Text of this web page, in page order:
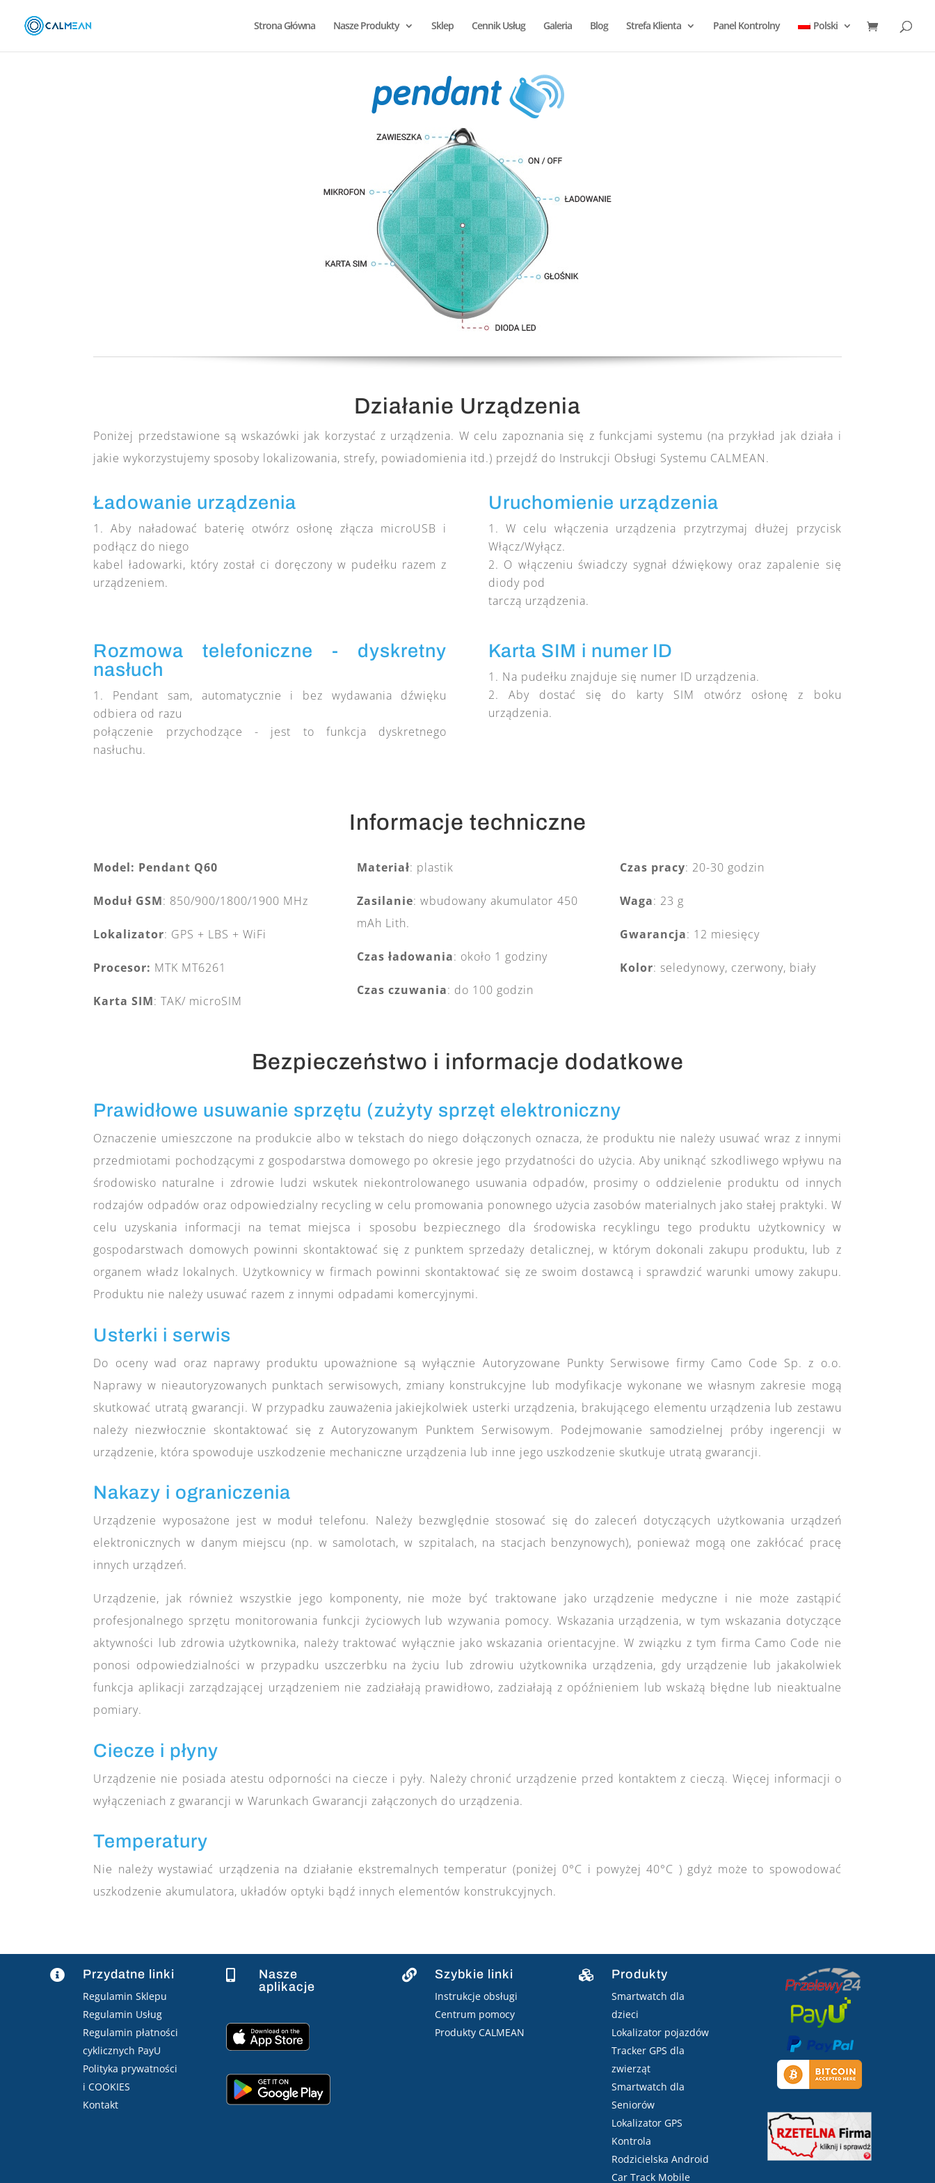
Strona Główna Nasze Produkty Sklep Cennik Usług Galeria Blog Strefa Klienta Panel Kontrolny Polski
Działanie Urządzenia
Poniżej przedstawione są wskazówki jak korzystać z urządzenia. W celu zapoznania się z funkcjami systemu (na przykład jak działa i
jakie wykorzystujemy sposoby lokalizowania, strefy, powiadomienia itd.) przejdź do Instrukcji Obsługi Systemu CALMEAN.
Ładowanie urządzenia
Aby naładować baterię otwórz osłonę złącza microUSB i
podłącz do niego
kabel ładowarki, który został ci doręczony w pudełku razem z
urządzeniem.
Uruchomienie urządzenia
W celu włączenia urządzenia przytrzymaj dłużej przycisk
Włącz/Wyłącz.
O włączeniu świadczy sygnał dźwiękowy oraz zapalenie się
diody pod
tarczą urządzenia.
Rozmowa telefoniczne - dyskretny
nasłuch
Pendant sam, automatycznie i bez wydawania dźwięku
odbiera od razu
połączenie przychodzące - jest to funkcja dyskretnego
nasłuchu.
Karta SIM i numer ID
Na pudełku znajduje się numer ID urządzenia.
Aby dostać się do karty SIM otwórz osłonę z boku
urządzenia.
Informacje techniczne
Model: Pendant Q60
Moduł GSM: 850/900/1800/1900 MHz
Lokalizator: GPS + LBS + WiFi
Procesor: MTK MT6261
Karta SIM: TAK/ microSIM
Materiał: plastik
Zasilanie: wbudowany akumulator 450
mAh Lith.
Czas ładowania: około 1 godziny
Czas czuwania: do 100 godzin
Czas pracy: 20-30 godzin
Waga: 23 g
Gwarancja: 12 miesięcy
Kolor: seledynowy, czerwony, biały
Bezpieczeństwo i informacje dodatkowe
Prawidłowe usuwanie sprzętu (zużyty sprzęt elektroniczny
Oznaczenie umieszczone na produkcie albo w tekstach do niego dołączonych oznacza, że produktu nie należy usuwać wraz z innymi
przedmiotami pochodzącymi z gospodarstwa domowego po okresie jego przydatności do użycia. Aby uniknąć szkodliwego wpływu na
środowisko naturalne i zdrowie ludzi wskutek niekontrolowanego usuwania odpadów, prosimy o oddzielenie produktu od innych
rodzajów odpadów oraz odpowiedzialny recycling w celu promowania ponownego użycia zasobów materialnych jako stałej praktyki. W
celu uzyskania informacji na temat miejsca i sposobu bezpiecznego dla środowiska recyklingu tego produktu użytkownicy w
gospodarstwach domowych powinni skontaktować się z punktem sprzedaży detalicznej, w którym dokonali zakupu produktu, lub z
organem władz lokalnych. Użytkownicy w firmach powinni skontaktować się ze swoim dostawcą i sprawdzić warunki umowy zakupu.
Produktu nie należy usuwać razem z innymi odpadami komercyjnymi.
Usterki i serwis
Do oceny wad oraz naprawy produktu upoważnione są wyłącznie Autoryzowane Punkty Serwisowe firmy Camo Code Sp. z o.o.
Naprawy w nieautoryzowanych punktach serwisowych, zmiany konstrukcyjne lub modyfikacje wykonane we własnym zakresie mogą
skutkować utratą gwarancji. W przypadku zauważenia jakiejkolwiek usterki urządzenia, brakującego elementu urządzenia lub zestawu
należy niezwłocznie skontaktować się z Autoryzowanym Punktem Serwisowym. Podejmowanie samodzielnej próby ingerencji w
urządzenie, która spowoduje uszkodzenie mechaniczne urządzenia lub inne jego uszkodzenie skutkuje utratą gwarancji.
Nakazy i ograniczenia
Urządzenie wyposażone jest w moduł telefonu. Należy bezwględnie stosować się do zaleceń dotyczących użytkowania urządzeń
elektronicznych w danym miejscu (np. w samolotach, w szpitalach, na stacjach benzynowych), ponieważ mogą one zakłócać pracę
innych urządzeń.
Urządzenie, jak również wszystkie jego komponenty, nie może być traktowane jako urządzenie medyczne i nie może zastąpić
profesjonalnego sprzętu monitorowania funkcji życiowych lub wzywania pomocy. Wskazania urządzenia, w tym wskazania dotyczące
aktywności lub zdrowia użytkownika, należy traktować wyłącznie jako wskazania orientacyjne. W związku z tym firma Camo Code nie
ponosi odpowiedzialności w przypadku uszczerbku na życiu lub zdrowiu użytkownika urządzenia, gdy urządzenie lub jakakolwiek
funkcja aplikacji zarządzającej urządzeniem nie zadziałają prawidłowo, zadziałają z opóźnieniem lub wskażą błędne lub nieaktualne
pomiary.
Ciecze i płyny
Urządzenie nie posiada atestu odporności na ciecze i pyły. Należy chronić urządzenie przed kontaktem z cieczą. Więcej informacji o
wyłączeniach z gwarancji w Warunkach Gwarancji załączonych do urządzenia.
Temperatury
Nie należy wystawiać urządzenia na działanie ekstremalnych temperatur (poniżej 0°C i powyżej 40°C ) gdyż może to spowodować
uszkodzenie akumulatora, układów optyki bądź innych elementów konstrukcyjnych.
 Przydatne linki
Regulamin Sklepu
Regulamin Usług
Regulamin płatności
cyklicznych PayU
Polityka prywatności
i COOKIES
Kontakt

Nasze
aplikacje
 Szybkie linki
Instrukcje obsługi
Centrum pomocy
Produkty CALMEAN
 Produkty
Smartwatch dla
dzieci
Lokalizator pojazdów
Tracker GPS dla
zwierząt
Smartwatch dla
Seniorów
Lokalizator GPS
Kontrola
Rodzicielska Android
Car Track Mobile